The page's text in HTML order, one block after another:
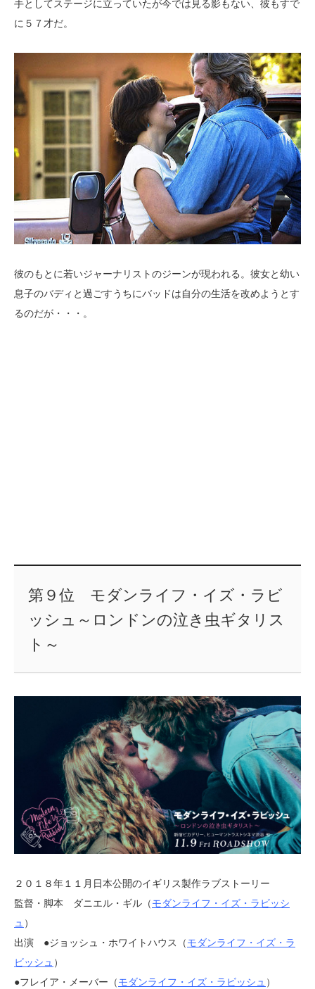
手としてステージに立っていたが今では見る影もない、彼もすで
に５７才だ。
彼のもとに若いジャーナリストのジーンが現われる。彼女と幼い
息子のバディと過ごすうちにバッドは自分の生活を改めようとす
るのだが・・・。
第９位 モダンライフ・イズ・ラビ
ッシュ～ロンドンの泣き虫ギタリス
ト～
２０１８年１１月日本公開のイギリス製作ラブストーリー
監督・脚本 ダニエル・ギル（モダンライフ・イズ・ラビッシ
ュ ）
出演 ●ジョッシュ・ホワイトハウス（モダンライフ・イズ・ラ
ビッシュ ）
●フレイア・メーバー（モダンライフ・イズ・ラビッシュ ）